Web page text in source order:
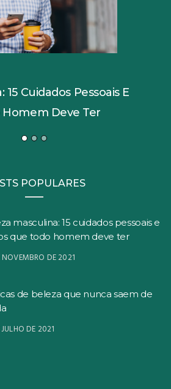
Cuidados Pessoais E
Homem Deve Ter
POPULARES
masculina: 15 cuidados pessoais e
que todo homem deve ter
DE 2021
de beleza que nunca saem de
DE 2021